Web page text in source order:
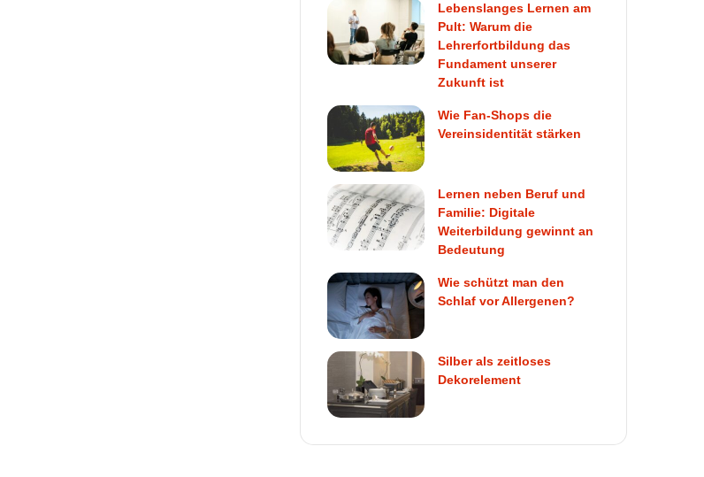
Lebenslanges Lernen am
Pult: Warum die
Lehrerfortbildung das
Fundament unserer
Zukunft ist
Wie Fan-Shops die
Vereinsidentität stärken
Lernen neben Beruf und
Familie: Digitale
Weiterbildung gewinnt an
Bedeutung
Wie schützt man den
Schlaf vor Allergenen?
Silber als zeitloses
Dekorelement